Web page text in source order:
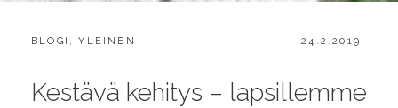
CATEGORIES:
BLOGI ,YLEINEN
POSTED
24.2.2019
Kestävä kehitys – lapsillemme